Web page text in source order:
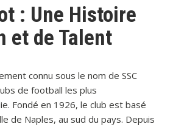
: Une Histoire
et de Talent
connu sous le nom de SSC
de football les plus
Fondé en 1926, le club est basé
de Naples, au sud du pays. Depuis